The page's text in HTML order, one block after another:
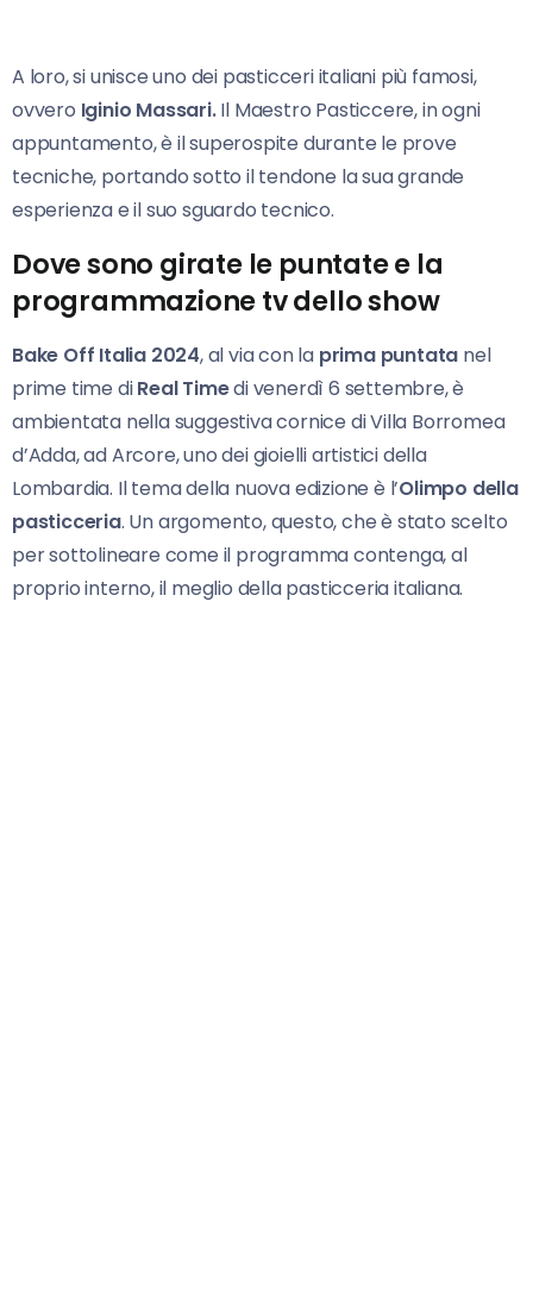
A loro, si unisce uno dei pasticceri italiani più famosi,
ovvero Iginio Massari.Il Maestro Pasticcere, in ogni
appuntamento, è il superospite durante le prove
tecniche, portando sotto il tendone la sua grande
esperienza e il suo sguardo tecnico.
Dove sono girate le puntate e la
programmazione tv dello show
Bake Off Italia 2024, al via con la prima puntata nel
prime time diReal Timedi venerdì 6 settembre, è
ambientata nella suggestiva cornice di Villa Borromea
d’Adda, ad Arcore, uno dei gioielli artistici della
Lombardia. Il tema della nuova edizione è l’Olimpo della
pasticceria. Un argomento, questo, che è stato scelto
per sottolineare come il programma contenga, al
proprio interno, il meglio della pasticceria italiana.